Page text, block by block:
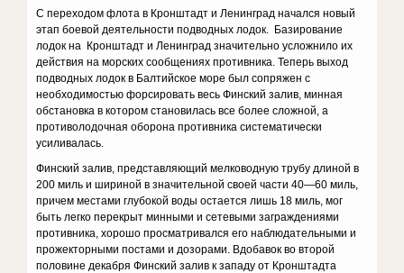
С переходом флота в Кронштадт и Ленинград начался новый
этап боевой деятельности подводных лодок. Базирование
лодок на Кронштадт и Ленинград значительно усложнило их
действия на морских сообщениях противника. Теперь выход
подводных лодок в Балтийское море был сопряжен с
необходимостью форсировать весь Финский залив, минная
обстановка в котором становилась все более сложной, а
противолодочная оборона противника систематически
усиливалась.
Финский залив, представляющий мелководную трубу длиной в
200 миль и шириной в значительной своей части 40—60 миль,
причем местами глубокой воды остается лишь 18 миль, мог
быть легко перекрыт минными и сетевыми заграждениями
противника, хорошо просматривался его наблюдательными и
прожекторными постами и дозорами. Вдобавок во второй
половине декабря Финский залив к западу от Кронштадта